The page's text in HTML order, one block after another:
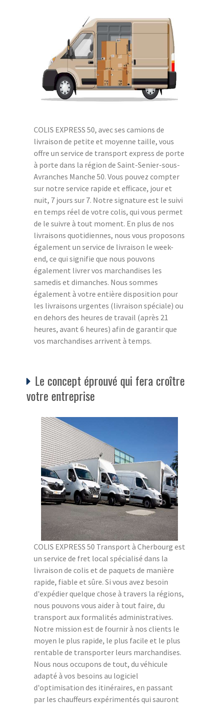
COLIS EXPRESS 50, avec ses camions de
livraison de petite et moyenne taille, vous
offre un service de transport express de porte
à porte dans la région de Saint-Senier-sous-
Avranches Manche 50. Vous pouvez compter
sur notre service rapide et efficace, jour et
nuit, 7 jours sur 7. Notre signature est le suivi
en temps réel de votre colis, qui vous permet
de le suivre à tout moment. En plus de nos
livraisons quotidiennes, nous vous proposons
également un service de livraison le week-
end, ce qui signifie que nous pouvons
également livrer vos marchandises les
samedis et dimanches. Nous sommes
également à votre entière disposition pour
les livraisons urgentes (livraison spéciale) ou
en dehors des heures de travail (après 21
heures, avant 6 heures) afin de garantir que
vos marchandises arrivent à temps.
Le concept éprouvé qui fera croître
votre entreprise
COLIS EXPRESS 50 Transport à Cherbourg est
un service de fret local spécialisé dans la
livraison de colis et de paquets de manière
rapide, fiable et sûre. Si vous avez besoin
d'expédier quelque chose à travers la régions,
nous pouvons vous aider à tout faire, du
transport aux formalités administratives.
Notre mission est de fournir à nos clients le
moyen le plus rapide, le plus facile et le plus
rentable de transporter leurs marchandises.
Nous nous occupons de tout, du véhicule
adapté à vos besoins au logiciel
d'optimisation des itinéraires, en passant
par les chauffeurs expérimentés qui sauront